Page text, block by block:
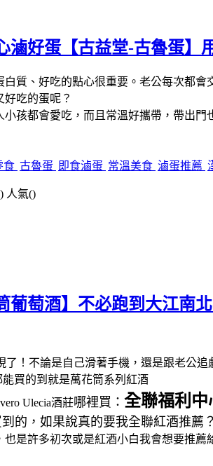
滷好蛋【古益堂-古魯蛋
質、好吃的點心很重要。老公每次都
吃的蛋呢？
孩都會愛吃，而且常溫好攜帶，帶出門
食 古魯蛋 即食滷蛋 常溫美食 滷蛋推薦
人氣()
葡萄酒】不必跑到大江南
了！不論是自己滑著手機，還是跟老公
買的到就是萬花筒系列紅酒
Ulecia酒莊哪裡買： 全聯福利中
的，如果說真的要我全聯紅酒推薦
是許多初次或是紅酒小白我會想要推薦